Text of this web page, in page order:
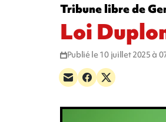
Tribune libre de
Loi
Publié le 10 juillet 2025 à